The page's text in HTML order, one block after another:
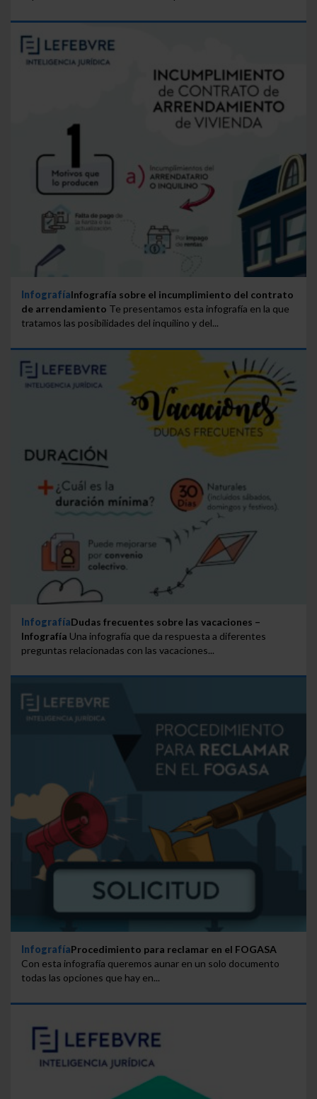
InfografíaInfografía sobre el incumplimiento del contrato
de arrendamiento Te presentamos esta infografía en la que
tratamos las posibilidades del inquilino y del...
InfografíaDudas frecuentes sobre las vacaciones –
Infografía Una infografía que da respuesta a diferentes
preguntas relacionadas con las vacaciones...
InfografíaProcedimiento para reclamar en el FOGASA
Con esta infografía queremos aunar en un solo documento
todas las opciones que hay en...